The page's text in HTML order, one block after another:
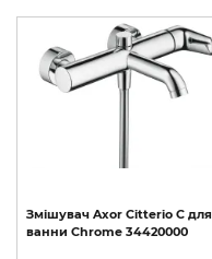
Змішувач Axor Citterio C для
ванни Chrome 34420000